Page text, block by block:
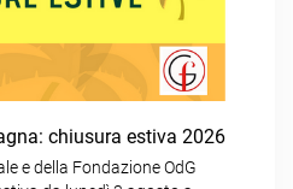
chiusura estiva 2026
e della Fondazione OdG